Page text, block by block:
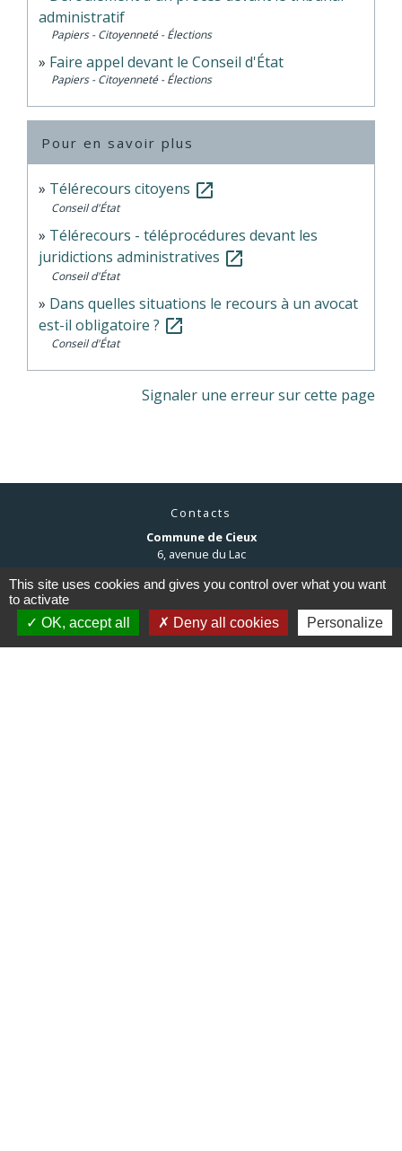
administratif
Papiers - Citoyenneté - Élections
Faire appel devant le Conseil d'État
Papiers - Citoyenneté - Élections
Pour en savoir plus
Télérecours citoyens open_in_new
Conseil d'État
Télérecours - téléprocédures devant les
juridictions administratives open_in_new
Conseil d'État
Dans quelles situations le recours à un avocat
est-il obligatoire ? open_in_new
Conseil d'État
Signaler une erreur sur cette page
Contacts
Commune de Cieux
6, avenue du Lac
+33 5 55 03 30 28
Contact par formulaire
This site uses cookies and gives you control over what you want
to activate
OK, accept all
Deny all cookies Personalize